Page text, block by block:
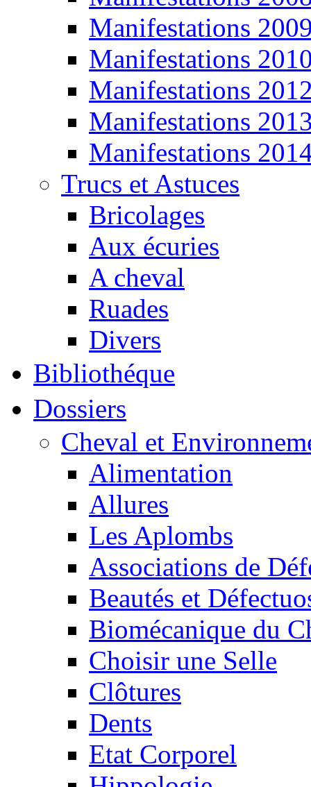
Manifestations
Manifestations
Manifestations
Manifestations
Manifestations
Trucs et Astuces
Bricolages
Aux écuries
A cheval
Ruades
Divers
Bibliothéque
Dossiers
Cheval et
Alimentation
Allures
Les Aplombs
Associations de
Beautés et
Biomécanique du
Choisir une Selle
Clôtures
Dents
Etat Corporel